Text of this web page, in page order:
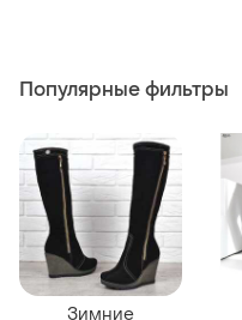
Популярные фильтры
Зимние